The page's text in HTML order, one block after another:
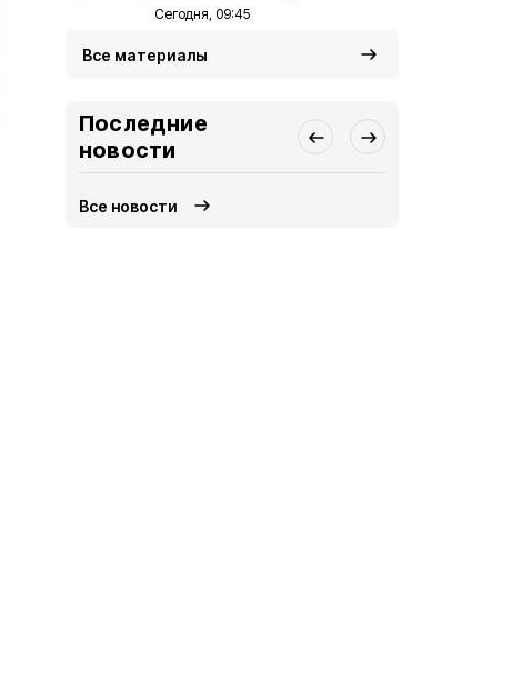
Сегодня, 09:45
Все материалы
Последние
новости
Все новости